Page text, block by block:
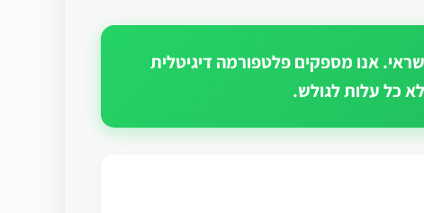
אנו מספקים פלטפורמה דיגיטלית
כל עלות לגולש.